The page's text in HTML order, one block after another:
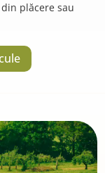
plăcere sau